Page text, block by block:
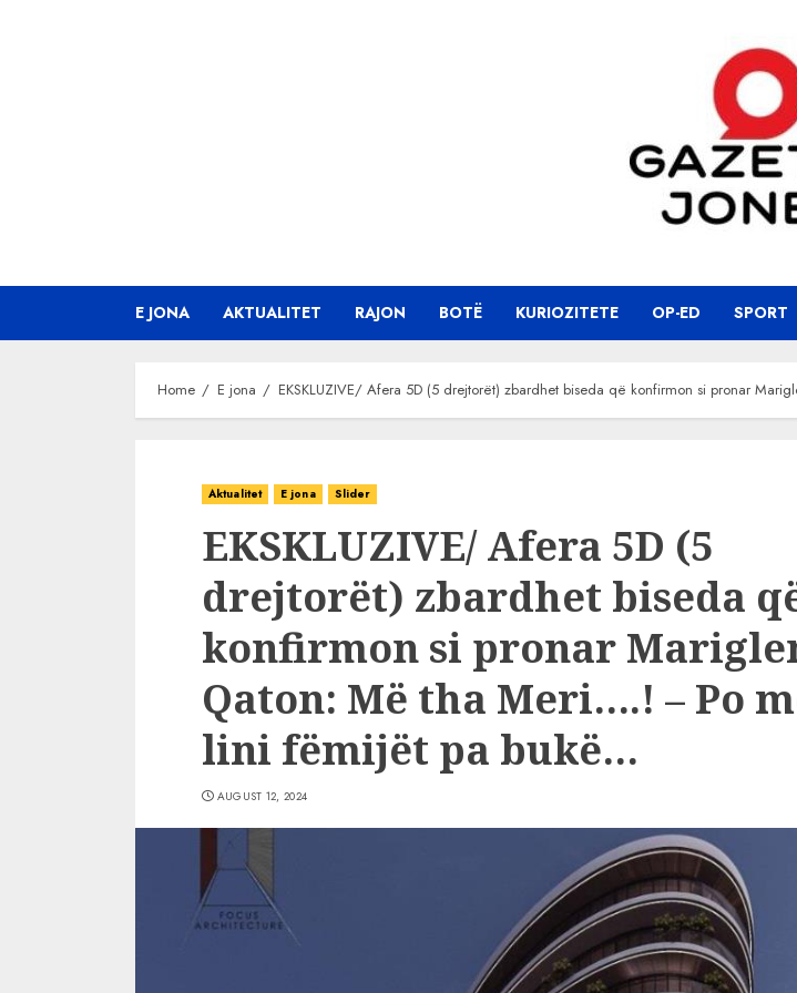
E JONA AKTUALITET RAJON BOTË KURIOZITETE OP-ED SPORT
Home E jona EKSKLUZIVE/ Afera 5D (5 drejtorët) zbardhet biseda që konfirmon si pronar
Aktualitet E jona Slider
EKSKLUZIVE/ Afera 5D (5
drejtorët) zbardhet biseda
konfirmon si pronar
Qaton: Më tha Meri….! – Po
lini fëmijët pa bukë…
AUGUST 12, 2024